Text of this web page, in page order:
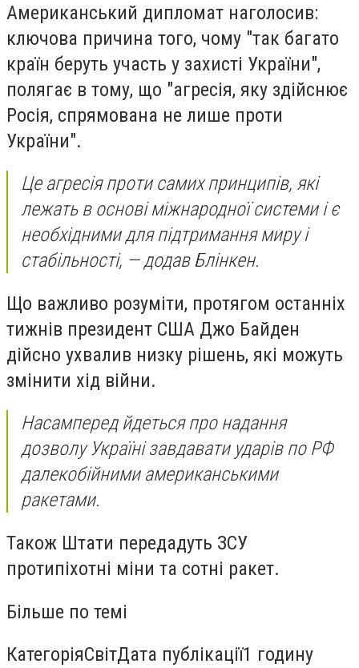
Американський дипломат наголосив:
ключова причина того, чому "так багато
країн беруть участь у захисті України",
полягає в тому, що "агресія, яку здійснює
Росія, спрямована не лише проти
України".
Це агресія проти самих принципів, які
лежать в основі міжнародної системи і є
необхідними для підтримання миру і
стабільності, — додав Блінкен.
Що важливо розуміти, протягом останніх
тижнів президент США Джо Байден
дійсно ухвалив низку рішень, які можуть
змінити хід війни.
Насамперед йдеться про надання
дозволу Україні завдавати ударів по РФ
далекобійними американськими
ракетами.
Також Штати передадуть ЗСУ
протипіхотні міни та сотні ракет.
Більше по темі
КатегоріяСвітДата публікації1 годину